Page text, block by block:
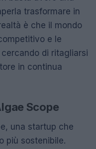
trasformare in
è che il mondo
e le
di ritagliarsi
in continua
Scope
una startup che
più sostenibile.